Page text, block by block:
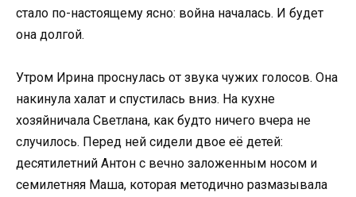
стало по-настоящему ясно: война началась. И будет
она долгой.
Утром Ирина проснулась от звука чужих голосов. Она
накинула халат и спустилась вниз. На кухне
хозяйничала Светлана, как будто ничего вчера не
случилось. Перед ней сидели двое её детей:
десятилетний Антон с вечно заложенным носом и
семилетняя Маша, которая методично размазывала